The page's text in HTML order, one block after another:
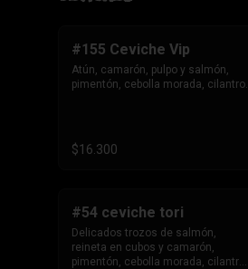
#155 Ceviche Vip
Atún, camarón, pulpo y salmón,
pimentón, cebolla morada, cilantro.
$16.300
#54 ceviche tori
Delicados trozos de salmón,
reineta en cubos y camarón,
pimentón, cebolla morada, cilantro